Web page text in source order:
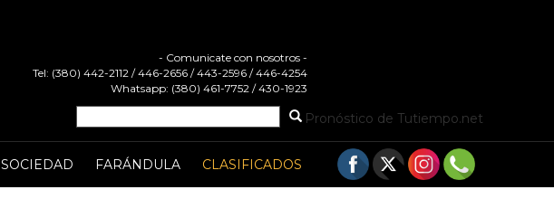
- Comunicate con nosotros -
Tel: (380) 442-2112 / 446-2656 / 443-2596 / 446-4254
Whatsapp: (380) 461-7752 / 430-1923
Pronóstico de Tutiempo.net
SOCIEDAD FARÁNDULA CLASIFICADOS